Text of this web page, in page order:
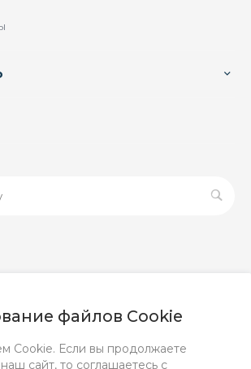
файлов Cookie
Cookie. Если вы продолжаете
сайт, то соглашаетесь с
характер и ни при каких условиях не
Статьи 437 (2) ГК РФ.